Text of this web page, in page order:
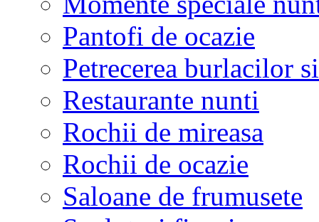
Pantofi de ocazie
Petrecerea burlacilor
Restaurante nunti
Rochii de mireasa
Rochii de ocazie
Saloane de frumusete